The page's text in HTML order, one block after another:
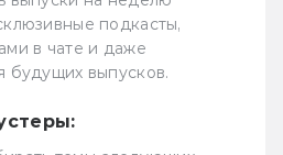
подкасты,
в чате и даже
будущих выпусков.